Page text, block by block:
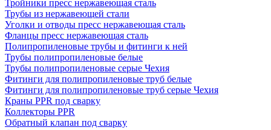
Тройники пресс нержавеющая сталь
Трубы из нержавеющей стали
Уголки и отводы пресс нержавеющая сталь
Фланцы пресс нержавеющая сталь
Полипропиленовые трубы и фитинги к ней
Трубы полипропиленовые белые
Трубы полипропиленовые серые Чехия
Фитинги для полипропиленовые труб белые
Фитинги для полипропиленовые труб серые Чехия
Краны PPR под сварку
Коллекторы PPR
Обратный клапан под сварку